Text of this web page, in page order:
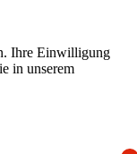
Ihre Einwilligung
in unserem